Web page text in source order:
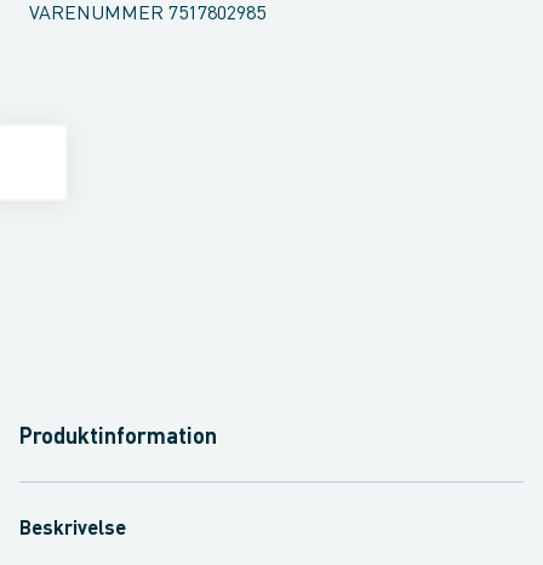
VARENUMMER 7517802985
Produktinformation
Beskrivelse